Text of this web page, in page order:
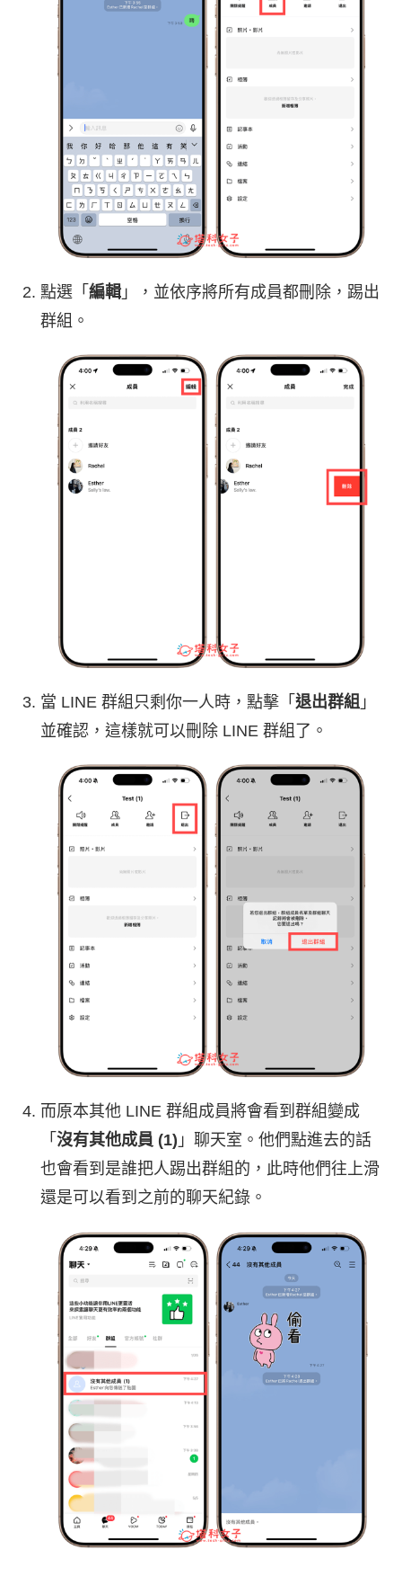
點選「 編輯 」，並依序將所有成員都刪除，踢出
群組。
當 LINE 群組只剩你一人時，點擊「 退出群組 」
並確認，這樣就可以刪除 LINE 群組了。
而原本其他 LINE 群組成員將會看到群組變成
「 沒有其他成員 (1) 」聊天室。他們點進去的話
也會看到是誰把人踢出群組的，此時他們往上滑
還是可以看到之前的聊天紀錄。